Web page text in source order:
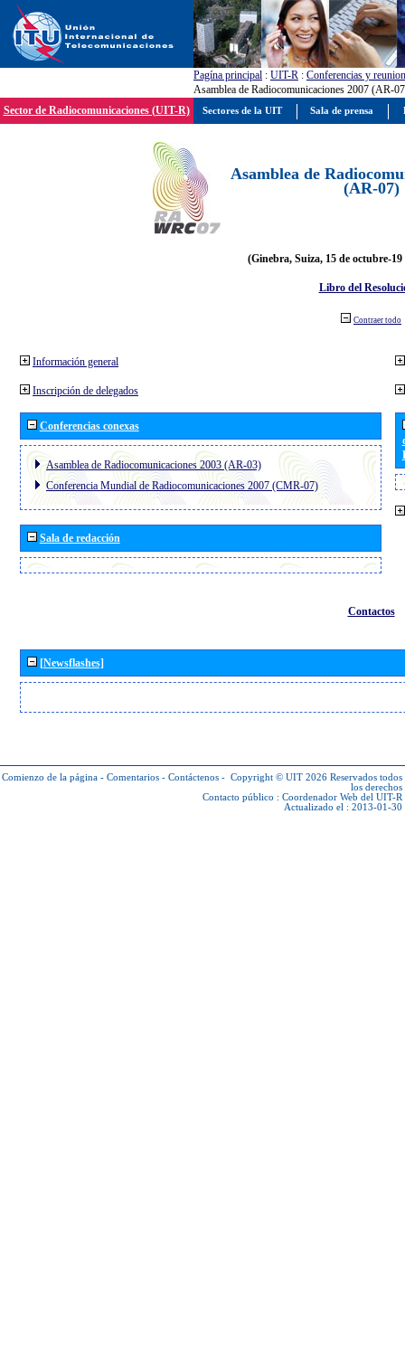
Pagína principal : UIT-R : Conferencias y
Asamblea de Radiocomunicaciones 2007 (AR-
Sector de Radiocomunicaciones (UIT-R)
Asamblea de
(AR-07)
(Ginebra, Suiza, 15 de octubre-19
Libro del
Contraer todo
Información general
Inscripción de delegados
Conferencias conexas
Asamblea de Radiocomunicaciones 2003 (AR-03)
Conferencia Mundial de Radiocomunicaciones 2007 (CMR-07)
Sala de redacción
Contactos
[Newsflashes]
Comienzo de la página - Comentarios - Contáctenos - Copyright © UIT 2026 Reservados todos
los derechos
Contacto público : Coordenador Web del UIT-R
Actualizado el : 2013-01-30
Sectores de la UIT Sala de prensa